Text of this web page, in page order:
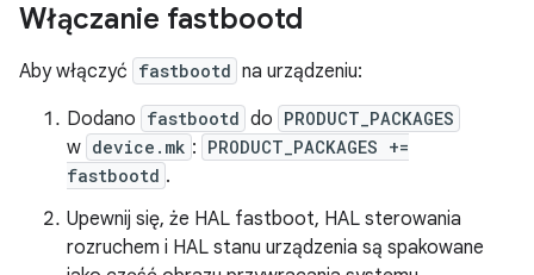
Włączanie fastbootd
Aby włączyć fastbootd na urządzeniu:
Dodano fastbootd do PRODUCT_PACKAGES
w device.mk : PRODUCT_PACKAGES +=
fastbootd .
Upewnij się, że HAL fastboot, HAL sterowania
rozruchem i HAL stanu urządzenia są spakowane